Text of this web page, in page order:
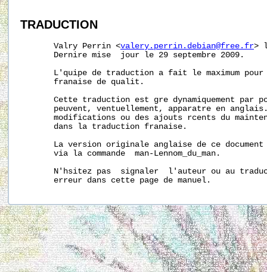
TRADUCTION
       Valry Perrin <
valery.perrin.debian@free.fr>
       Dernire mise  jour le 29 septembre 2009.
L'quipe de traduction a fait le maximum
       franaise de qualit.
Cette traduction est gre dynamiquement par
peuvent, ventuellement, apparatre en
modifications ou des ajouts rcents du
       dans la traduction franaise.
La version originale anglaise de ce
       via la commande  man-Lennom_du_man.
N'hsitez pas  signaler  l'auteur ou au